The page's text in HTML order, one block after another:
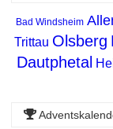
Bad Windsheim
Trittau Olsberg
Dautphetal